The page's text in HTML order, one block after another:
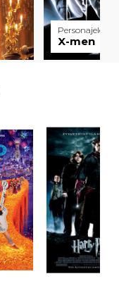
Personajele din
X-men